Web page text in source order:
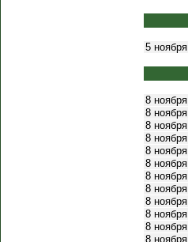
5 ноября
8 ноября
8 ноября
8 ноября
8 ноября
8 ноября
8 ноября
8 ноября
8 ноября
8 ноября
8 ноября
8 ноября
8 ноября